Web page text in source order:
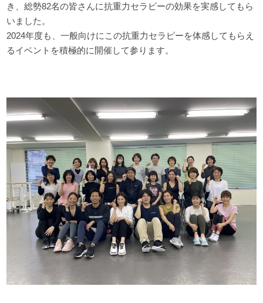
き、総勢82名の皆さんに抗重力セラピーの効果を実感してもら
いました。
2024年度も、一般向けにこの抗重力セラピーを体感してもらえ
るイベントを積極的に開催して参ります。